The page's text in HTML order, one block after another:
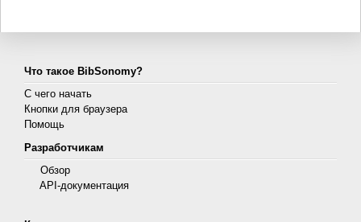
Что такое BibSonomy?
С чего начать
Кнопки для браузера
Помощь
Разработчикам
Обзор
API-документация